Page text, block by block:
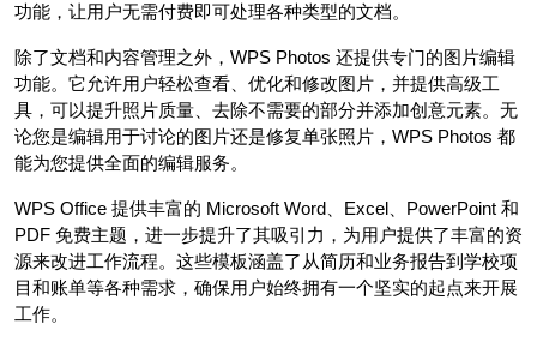
功能，让用户无需付费即可处理各种类型的文档。
除了文档和内容管理之外，WPS Photos 还提供专门的图片编辑
功能。它允许用户轻松查看、优化和修改图片，并提供高级工
具，可以提升照片质量、去除不需要的部分并添加创意元素。无
论您是编辑用于讨论的图片还是修复单张照片，WPS Photos 都
能为您提供全面的编辑服务。
WPS Office 提供丰富的 Microsoft Word、Excel、PowerPoint 和
PDF 免费主题，进一步提升了其吸引力，为用户提供了丰富的资
源来改进工作流程。这些模板涵盖了从简历和业务报告到学校项
目和账单等各种需求，确保用户始终拥有一个坚实的起点来开展
工作。